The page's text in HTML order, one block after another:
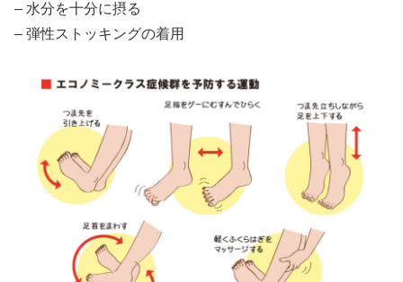
– 水分を十分に摂る
– 弾性ストッキングの着用